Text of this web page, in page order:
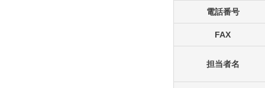
電話番号
FAX
担当者名